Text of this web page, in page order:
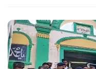
अहिल्या बाई होल्कर आदि की
लिए हमने 407 करोड़ रुपये का
इसके लिए समाजवादी पार्टी ने
लगातार व्यवधान पैदा करने का